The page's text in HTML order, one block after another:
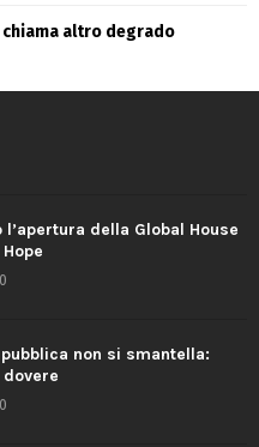
altro degrado
della Global House
0
non si smantella:
0